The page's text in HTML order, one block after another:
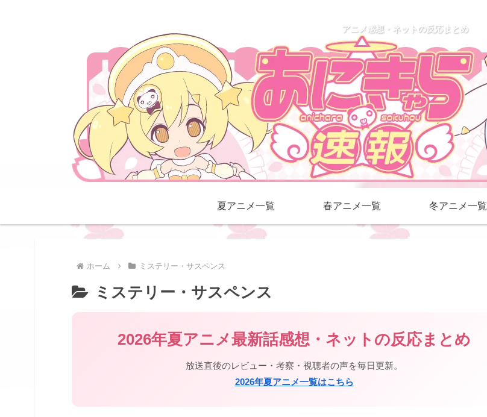
アニメ感想・ネットの反応まとめ
夏アニメ一覧 春アニメ一覧 冬アニメ一覧
ホーム ミステリー・サスペンス
ミステリー・サスペンス
2026年夏アニメ最新話感想・ネットの反応まとめ
放送直後のレビュー・考察・視聴者の声を毎日更新。
2026年夏アニメ一覧はこちら